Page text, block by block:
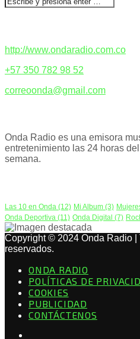
http://www.ondaradio.com.co
+57 350 782 98 52
correoonda@gmail.com
Onda Radio es una emisora
entretenimiento las 24 horas
semana.
Las 10 en Onda (12) Mi Album (3)
Onda Deportiva (11) Onda Digital (7)
Copyright © 2024 Onda Radio |
reservados.
ONDA RADIO
POLÍTICAS DE
COOKIES
PUBLICIDAD
CONTÁCTENOS